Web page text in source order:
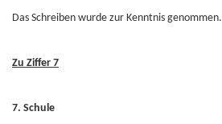
Das Schreiben wurde zur Kenntnis genommen.
Zu Ziffer 7
7. Schule